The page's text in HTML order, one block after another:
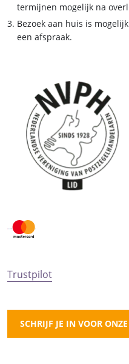
termijnen mogelijk na
Bezoek aan huis is
een afspraak.
Trustpilot
SCHRIJF JE IN VOOR